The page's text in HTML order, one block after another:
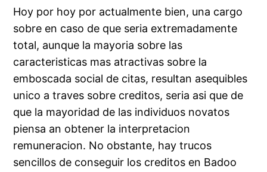
Hoy por hoy por actualmente bien, una cargo
sobre en caso de que seria extremadamente
total, aunque la mayoria sobre las
caracteristicas mas atractivas sobre la
emboscada social de citas, resultan asequibles
unico a traves sobre creditos, seria asi que de
que la mayoridad de las individuos novatos
piensa an obtener la interpretacion
remuneracion. No obstante, hay trucos
sencillos de conseguir los creditos en Badoo